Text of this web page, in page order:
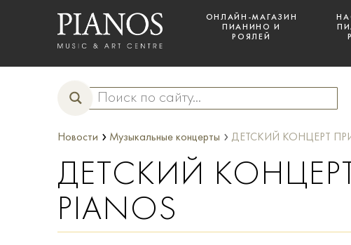
ОНЛАЙН-МАГАЗИН
ПИАНИНО И
РОЯЛЕЙ
Новости › Музыкальные концерты › ДЕТСКИЙ КОНЦЕРТ
ДЕТСКИЙ
PIANOS